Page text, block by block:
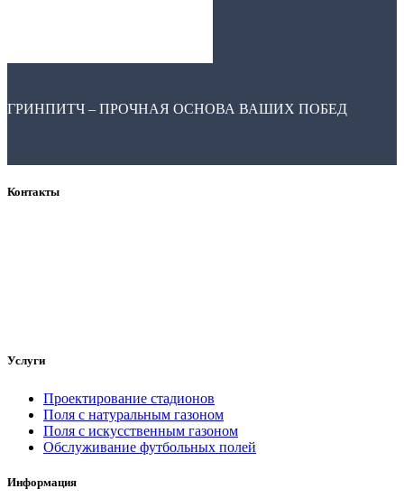
ГРИНПИТЧ – ПРОЧНАЯ ОСНОВА ВАШИХ ПОБЕД
Контакты
Услуги
Проектирование стадионов
Поля с натуральным газоном
Поля с искусственным газоном
Обслуживание футбольных полей
Информация